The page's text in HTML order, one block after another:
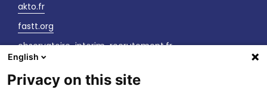
akto.fr
fastt.org
observatoire-interim-recrutement.fr
sante-securite-interim.fr
English
Privacy on this site